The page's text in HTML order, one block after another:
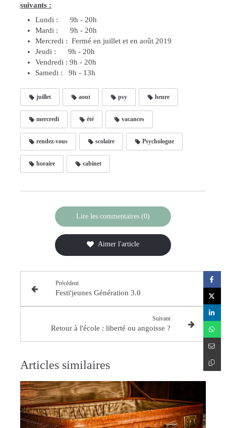
suivants :
Lundi : 9h - 20h
Mardi : 9h - 20h
Mercredi : Fermé en juillet et en août 2019
Jeudi : 9h - 20h
Vendredi : 9h - 20h
Samedi : 9h - 13h
juillet aout psy heure
mercredi été vacances
rendez-vous scolaire Psychologue
horaire cabinet
Lire les commentaires (0)
Aimer l'article
Précédent
Festi'jeunes Génération 3.0
Suivant
Retour à l'école : liberté ou angoisse ?
Articles similaires